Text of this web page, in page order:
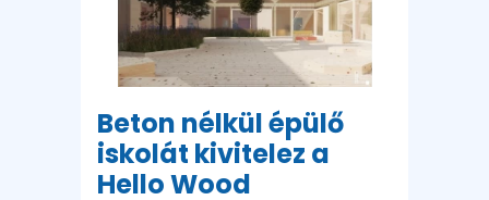
Beton nélkül épülő
iskolát kivitelez a
Hello Wood